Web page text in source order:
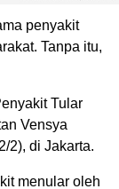
penyakit
Tanpa itu,
Tular
Vensya
2), di Jakarta.
menular oleh